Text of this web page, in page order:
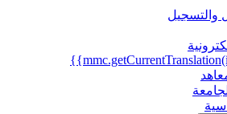
والتسجيل